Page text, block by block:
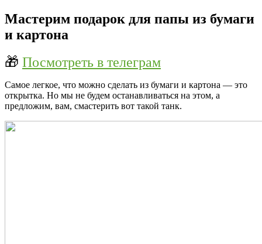
Мастерим подарок для папы из бумаги
и картона
🎁 Посмотреть в телеграм
Самое легкое, что можно сделать из бумаги и картона — это
открытка. Но мы не будем останавливаться на этом, а
предложим, вам, смастерить вот такой танк.